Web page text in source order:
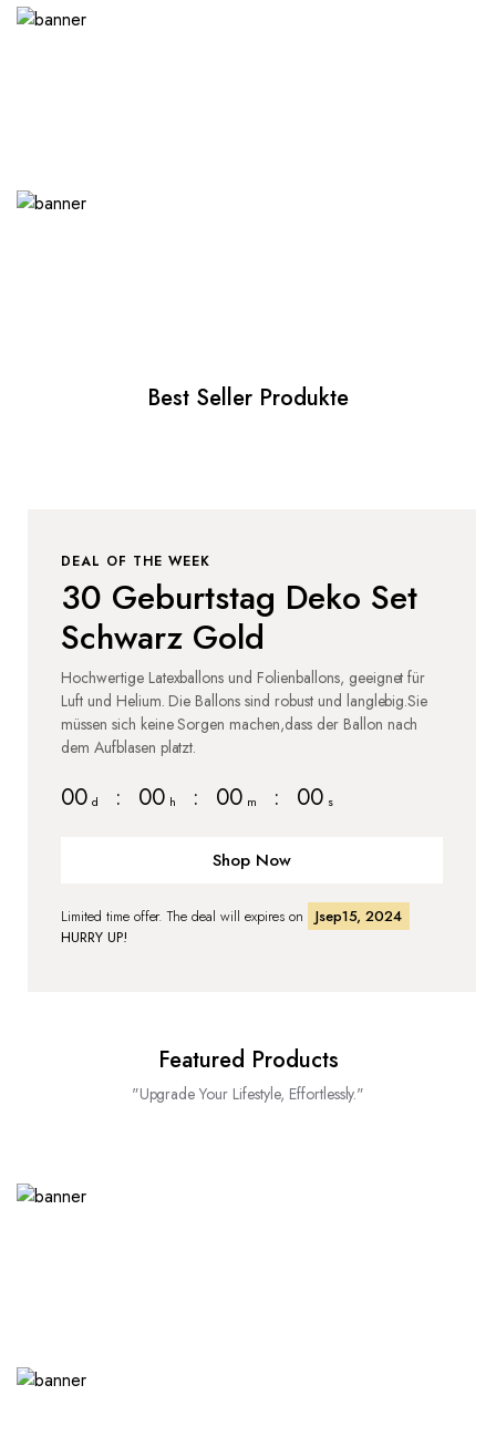
Best Seller Produkte
DEAL OF THE WEEK
30 Geburtstag Deko Set
Schwarz Gold
Hochwertige Latexballons und Folienballons, geeignet für
Luft und Helium. Die Ballons sind robust und langlebig.Sie
müssen sich keine Sorgen machen,dass der Ballon nach
dem Aufblasen platzt.
00 d : 00 h : 00 m : 00 s
Shop Now
Limited time offer. The deal will expires on
Jsep15, 2024
HURRY UP!
Featured Products
"Upgrade Your Lifestyle, Effortlessly."